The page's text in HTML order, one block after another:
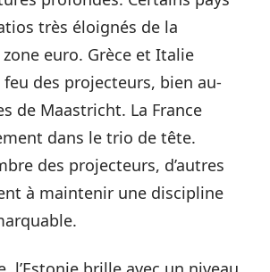
très éloignés de la
euro. Grèce et Italie
des projecteurs, bien au-
de Maastricht. La France
dans le trio de tête.
des projecteurs, d’autres
à maintenir une discipline